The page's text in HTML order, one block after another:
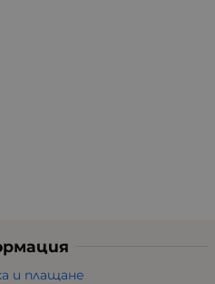
и плащане